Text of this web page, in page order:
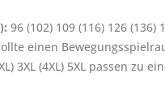
96 (102) 109 (116) 126 (136)
einen
3XL (4XL) 5XL passen